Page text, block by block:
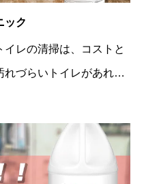
テナントフロアマシン
ック
イレの清掃は、コストと
れづらいトイレがあれ
能です。